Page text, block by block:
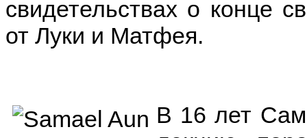
свидетельствах о конце
от Луки и Матфея.
В 16 лет